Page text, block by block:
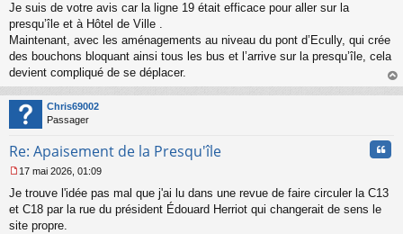
Je suis de votre avis car la ligne 19 était efficace pour aller sur la
presqu’île et à Hôtel de Ville .
Maintenant, avec les aménagements au niveau du pont d’Ecully, qui crée
des bouchons bloquant ainsi tous les bus et l’arrive sur la presqu’île, cela
devient compliqué de se déplacer.
au
Chris69002
Passager
Re: Apaisement de la Presqu'île
e
s
s
17 mai 2026, 01:09
Je trouve l'idée pas mal que j'ai lu dans une revue de faire circuler la C13
et C18 par la rue du président Édouard Herriot qui changerait de sens le
site propre.